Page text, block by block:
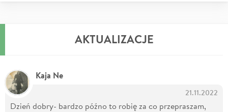
AKTUALIZACJE
Kaja Ne
21.11.2022
Dzień dobry- bardzo późno to robię za co przepraszam,